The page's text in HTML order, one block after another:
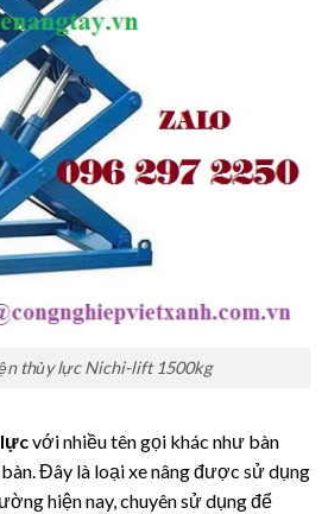
thủy lực Nichi-lift 1500kg
với nhiều tên gọi khác như bàn
Đây là loại xe nâng được sử dụng
hiện nay, chuyên sử dụng để